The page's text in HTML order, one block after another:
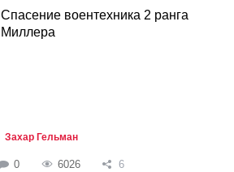
Спасение воентехника 2 ранга
Миллера
Захар Гельман
0 6026 6